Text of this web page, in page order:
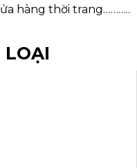
hàng thời trang………..
LOẠI